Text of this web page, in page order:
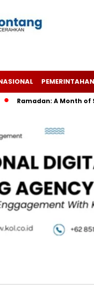
PEMERINTAHAN
A Month of